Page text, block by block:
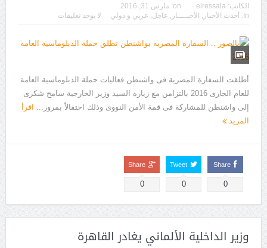
الكاتب: elressala
on: مارس 31, 2016
In:
أحدث الأخبار , الأخبــــار , عاجل, عربي و دولي لا يوجد تعليقات
أطلقت السفارة المصرية فى واشنطن فعاليات حملة الدبلوماسية العامة
للعام الجارى 2016 بالتزامن مع زيارة السيد وزير الخارجية سامح شكرى
إلى واشنطن للمشاركة فى قمة الأمن النووى وذلك احتفالاً بمرور... اقرأ
المزيد
Share
0
Tweet
0
Share
0
وزير الداخلية الألماني يغادر القاهرة